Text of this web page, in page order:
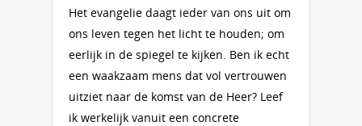
Het evangelie daagt ieder van ons uit om
ons leven tegen het licht te houden; om
eerlijk in de spiegel te kijken. Ben ik echt
een waakzaam mens dat vol vertrouwen
uitziet naar de komst van de Heer? Leef
ik werkelijk vanuit een concrete